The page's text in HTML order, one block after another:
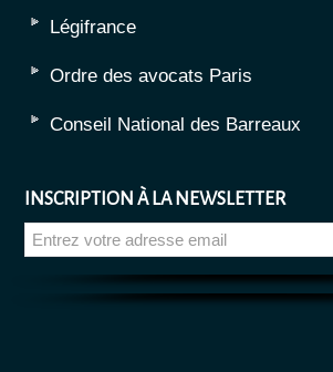
Légifrance
Ordre des avocats Paris
Conseil National des Barreaux
INSCRIPTION À LA NEWSLETTER